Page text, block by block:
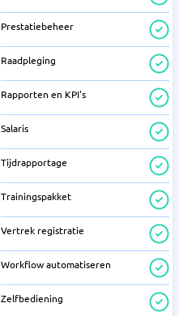
Prestatiebeheer
Raadpleging
Rapporten en KPI's
Salaris
Tijdrapportage
Trainingspakket
Vertrek registratie
Workflow automatiseren
Zelfbediening